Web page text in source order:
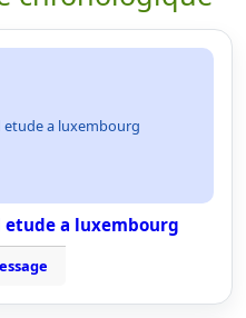
etude a luxembourg
etude a luxembourg